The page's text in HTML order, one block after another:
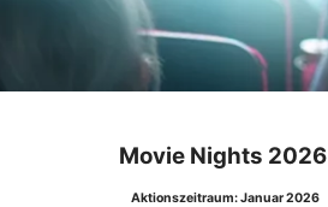
Movie Nights 2026
Aktionszeitraum: Januar 2026